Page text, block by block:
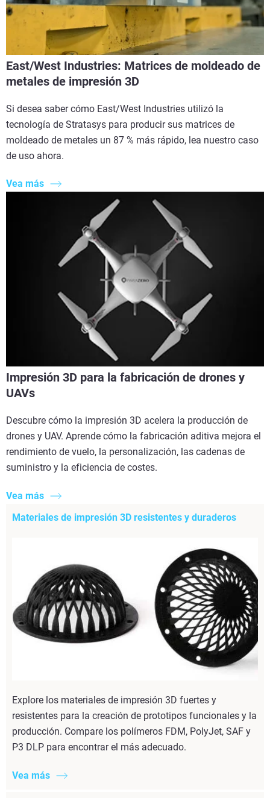
East/West Industries: Matrices de moldeado de
metales de impresión 3D
Si desea saber cómo East/West Industries utilizó la
tecnología de Stratasys para producir sus matrices de
moldeado de metales un 87 % más rápido, lea nuestro caso
de uso ahora.
Vea más
Impresión 3D para la fabricación de drones y
UAVs
Descubre cómo la impresión 3D acelera la producción de
drones y UAV. Aprende cómo la fabricación aditiva mejora el
rendimiento de vuelo, la personalización, las cadenas de
suministro y la eficiencia de costes.
Vea más
Materiales de impresión 3D resistentes y duraderos
Explore los materiales de impresión 3D fuertes y
resistentes para la creación de prototipos funcionales y la
producción. Compare los polímeros FDM, PolyJet, SAF y
P3 DLP para encontrar el más adecuado.
Vea más